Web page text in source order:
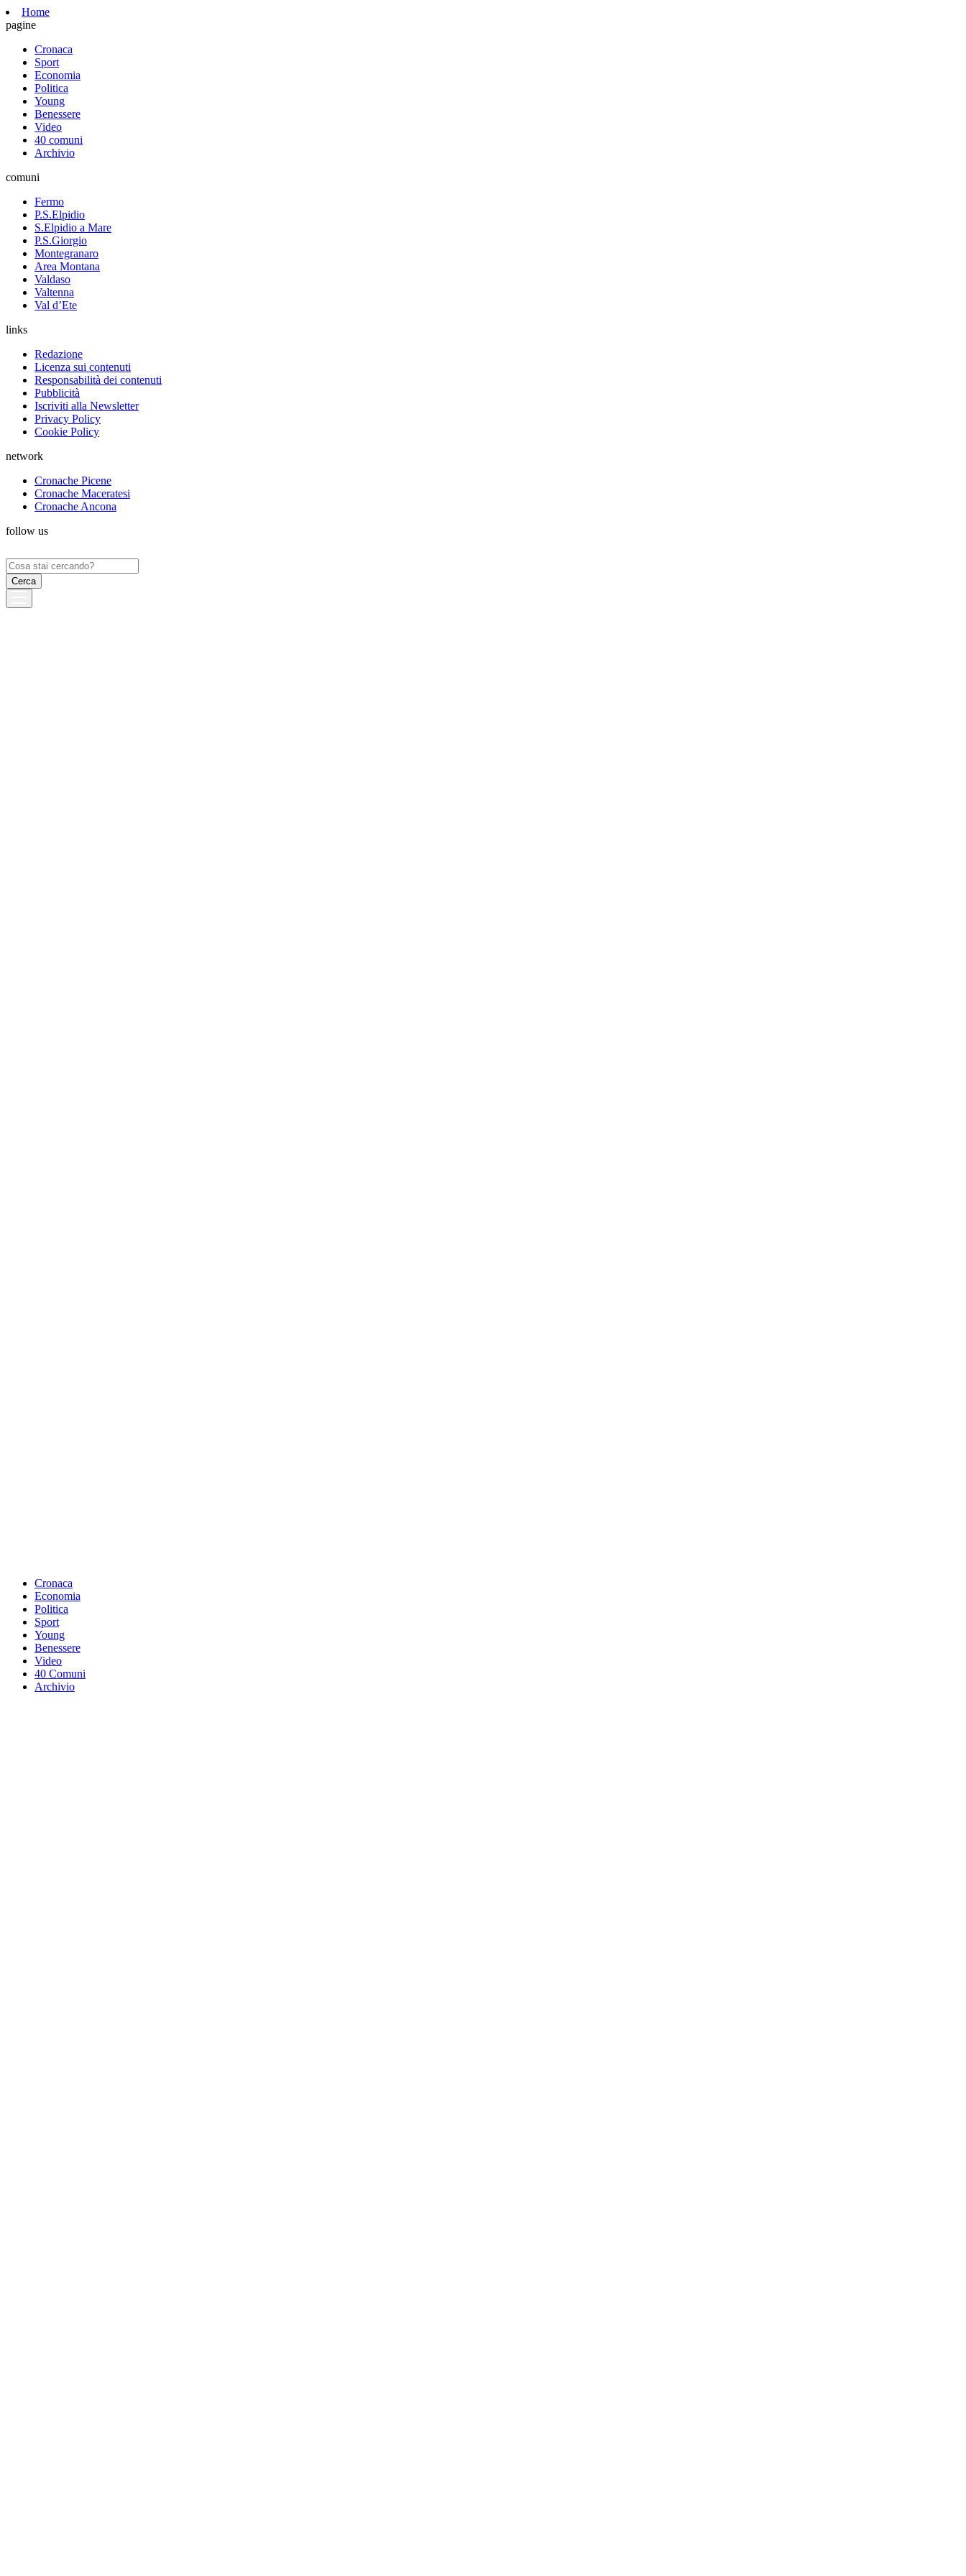
Home
pagine
Cronaca
Sport
Economia
Politica
Young
Benessere
Video
40 comuni
Archivio
comuni
Fermo
P.S.Elpidio
S.Elpidio a Mare
P.S.Giorgio
Montegranaro
Area Montana
Valdaso
Valtenna
Val d’Ete
links
Redazione
Licenza sui contenuti
Responsabilità dei contenuti
Pubblicità
Iscriviti alla Newsletter
Privacy Policy
Cookie Policy
network
Cronache Picene
Cronache Maceratesi
Cronache Ancona
follow us
Ricerca
per:
Cronaca
Economia
Politica
Sport
Young
Benessere
Video
40 Comuni
Archivio